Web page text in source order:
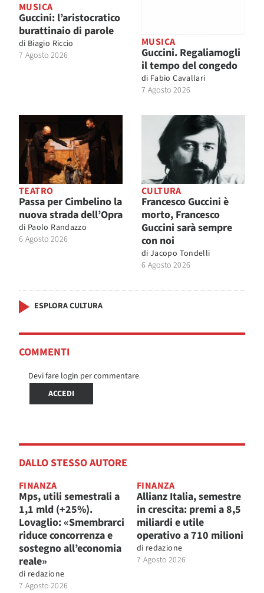
MUSICA
Guccini: l’aristocratico
burattinaio di parole
di Biagio Riccio
7 Agosto 2026
MUSICA
Guccini. Regaliamogli
il tempo del congedo
di Fabio Cavallari
7 Agosto 2026
TEATRO
Passa per Cimbelino la
nuova strada dell’Opra
di Paolo Randazzo
6 Agosto 2026
CULTURA
Francesco Guccini è
morto, Francesco
Guccini sarà sempre
con noi
di Jacopo Tondelli
6 Agosto 2026
ESPLORA CULTURA
COMMENTI
Devi fare login per commentare
ACCEDI
DALLO STESSO AUTORE
FINANZA
Mps, utili semestrali a
1,1 mld (+25%).
Lovaglio: «Smembrarci
riduce concorrenza e
sostegno all’economia
reale»
di redazione
7 Agosto 2026
FINANZA
Allianz Italia, semestre
in crescita: premi a 8,5
miliardi e utile
operativo a 710 milioni
di redazione
7 Agosto 2026